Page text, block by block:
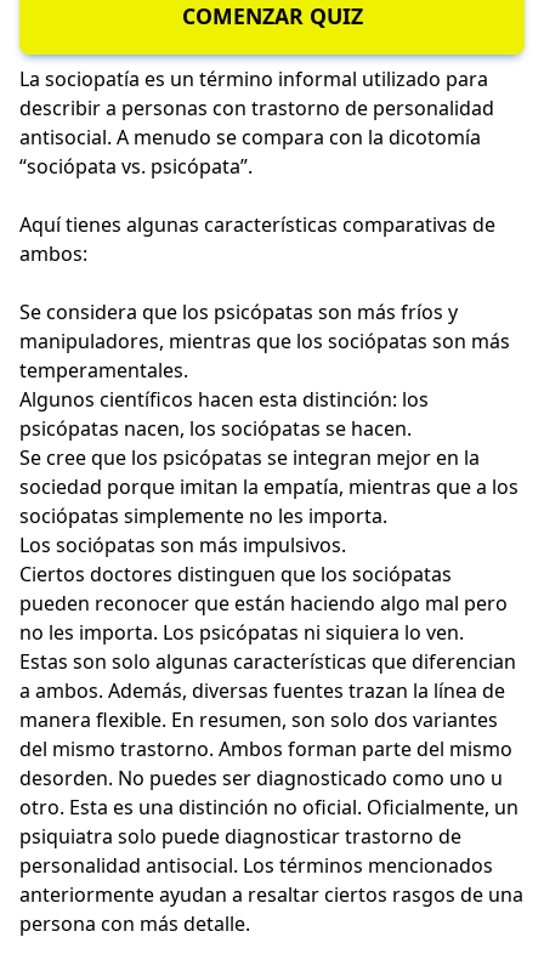
COMENZAR QUIZ
La sociopatía es un término informal utilizado para
describir a personas con trastorno de personalidad
antisocial. A menudo se compara con la dicotomía
“sociópata vs. psicópata”.
Aquí tienes algunas características comparativas de
ambos:
Se considera que los psicópatas son más fríos y
manipuladores, mientras que los sociópatas son más
temperamentales.
Algunos científicos hacen esta distinción: los
psicópatas nacen, los sociópatas se hacen.
Se cree que los psicópatas se integran mejor en la
sociedad porque imitan la empatía, mientras que a los
sociópatas simplemente no les importa.
Los sociópatas son más impulsivos.
Ciertos doctores distinguen que los sociópatas
pueden reconocer que están haciendo algo mal pero
no les importa. Los psicópatas ni siquiera lo ven.
Estas son solo algunas características que diferencian
a ambos. Además, diversas fuentes trazan la línea de
manera flexible. En resumen, son solo dos variantes
del mismo trastorno. Ambos forman parte del mismo
desorden. No puedes ser diagnosticado como uno u
otro. Esta es una distinción no oficial. Oficialmente, un
psiquiatra solo puede diagnosticar trastorno de
personalidad antisocial. Los términos mencionados
anteriormente ayudan a resaltar ciertos rasgos de una
persona con más detalle.